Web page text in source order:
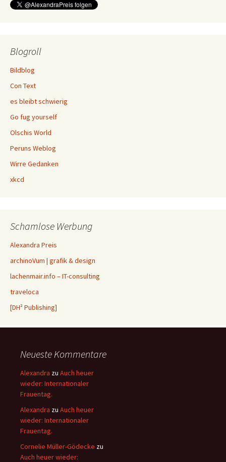
Blogroll
Bildblog
Con Text
es bleibt schwierig
Go fug yourself
Olschis World
Peruns Weblog
Wirre Gedanken
xkcd
Schamlose Werbung
Alexandra Preis
archinoVum | grafik & design
lachenmair.info – IT-consulting
traveloca
[DH² Publishing]
Neueste Kommentare
Alexandra zu Auch heuer
wieder: Internationaler
Frauentag.
Alexandra zu Auch heuer
wieder: Internationaler
Frauentag.
Cornelie Müller-Gödecke zu
Auch heuer wieder: